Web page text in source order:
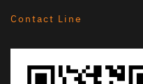
Contact Line